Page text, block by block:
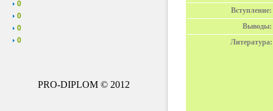
0
0
0
0
PRO-DIPLOM © 2012
Вступление:
Выводы:
Литература: